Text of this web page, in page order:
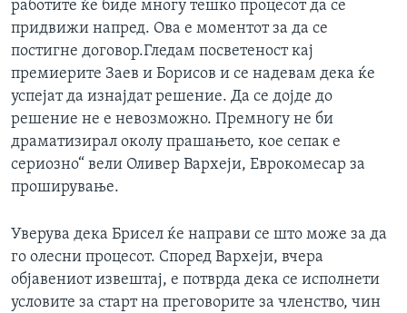
работите ќе биде многу тешко процесот да се
придвижи напред. Ова е моментот за да се
постигне договор.Гледам посветеност кај
премиерите Заев и Борисов и се надевам дека ќе
успејат да изнајдат решение. Да се дојде до
решение не е невозможно. Премногу не би
драматизирал околу прашањето, кое сепак е
сериозно“ вели Оливер Вархеји, Еврокомесар за
проширување.
Уверува дека Брисел ќе направи се што може за да
го олесни процесот. Според Вархеји, вчера
објавениот извештај, е потврда дека се исполнети
условите за старт на преговорите за членство, чин